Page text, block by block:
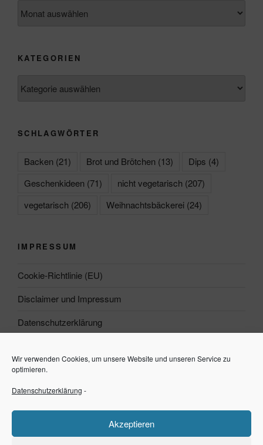
Wir verwenden Cookies, um unsere Website und unseren Service zu
optimieren.
Datenschutzerklärung -
Akzeptieren
KATEGORIEN
SCHLAGWÖRTER
Backen (21) Brot und Brötchen (13) Dips (4)
Geschenkideen (71) nicht vegetarisch (207)
vegetarisch (206) Weihnachtsbäckerei (24)
IMPRESSUM
Cookie-Richtlinie (EU)
Disclaimer und Impressum
Datenschutzerklärung
Suchen